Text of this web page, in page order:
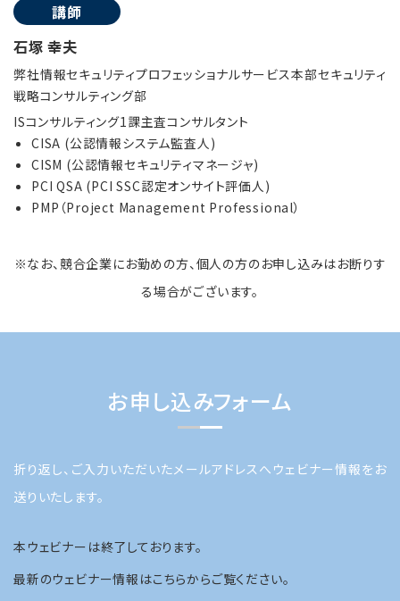
講師
石塚 幸夫
弊社情報セキュリティプロフェッショナルサービス本部セキュリティ
戦略コンサルティング部
ISコンサルティング1課主査コンサルタント
CISA (公認情報システム監査人)
CISM (公認情報セキュリティマネージャ)
PCI QSA (PCI SSC認定オンサイト評価人)
PMP（Project Management Professional）
※なお、競合企業にお勤めの方、個人の方のお申し込みはお断りす
る場合がございます。
お申し込みフォーム
折り返し、ご入力いただいたメールアドレスへウェビナー情報をお
送りいたします。
本ウェビナーは終了しております。
最新のウェビナー情報はこちらからご覧ください。